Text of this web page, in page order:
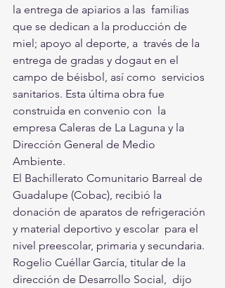
la entrega de apiarios a las  familias
que se dedican a la producción de
miel; apoyo al deporte, a  través de la
entrega de gradas y dogaut en el
campo de béisbol, así como  servicios
sanitarios. Esta última obra fue
construida en convenio con  la
empresa Caleras de La Laguna y la
Dirección General de Medio
Ambiente.
El Bachillerato Comunitario Barreal de
Guadalupe (Cobac), recibió la
donación de aparatos de refrigeración
y material deportivo y escolar  para el
nivel preescolar, primaria y secundaria.
Rogelio Cuéllar García, titular de la
dirección de Desarrollo Social,  dijo